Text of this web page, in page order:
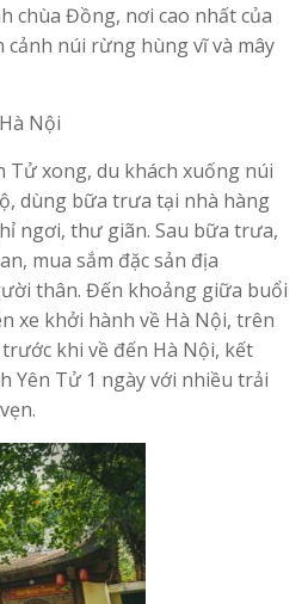
chùa Đồng, nơi cao nhất của
cảnh núi rừng hùng vĩ và mây
Nội
Tử xong, du khách xuống núi
dùng bữa trưa tại nhà hàng
ngơi, thư giãn. Sau bữa trưa,
mua sắm đặc sản địa
thân. Đến khoảng giữa buổi
xe khởi hành về Hà Nội, trên
khi về đến Hà Nội, kết
Yên Tử 1 ngày với nhiều trải